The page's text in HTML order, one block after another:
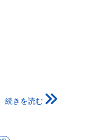
続きを読む